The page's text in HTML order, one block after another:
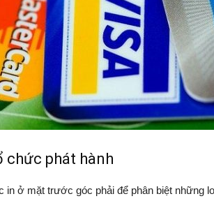
chức phát hành
in ở mặt trước góc phải để phân biệt những